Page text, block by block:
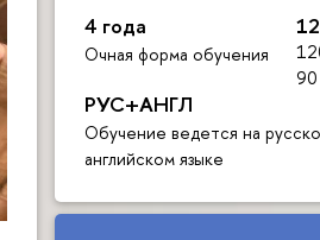
4 года
Очная форма обучения
РУС+АНГЛ
Обучение ведется на
английском языке